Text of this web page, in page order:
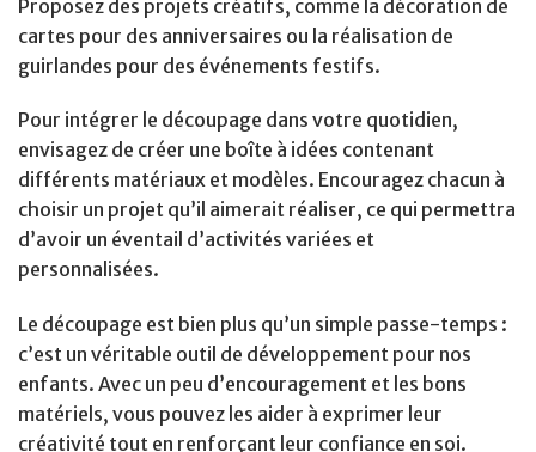
Proposez des projets créatifs, comme la décoration de
cartes pour des anniversaires ou la réalisation de
guirlandes pour des événements festifs.
Pour intégrer le découpage dans votre quotidien,
envisagez de créer une boîte à idées contenant
différents matériaux et modèles. Encouragez chacun à
choisir un projet qu’il aimerait réaliser, ce qui permettra
d’avoir un éventail d’activités variées et
personnalisées.
Le découpage est bien plus qu’un simple passe-temps :
c’est un véritable outil de développement pour nos
enfants. Avec un peu d’encouragement et les bons
matériels, vous pouvez les aider à exprimer leur
créativité tout en renforçant leur confiance en soi.